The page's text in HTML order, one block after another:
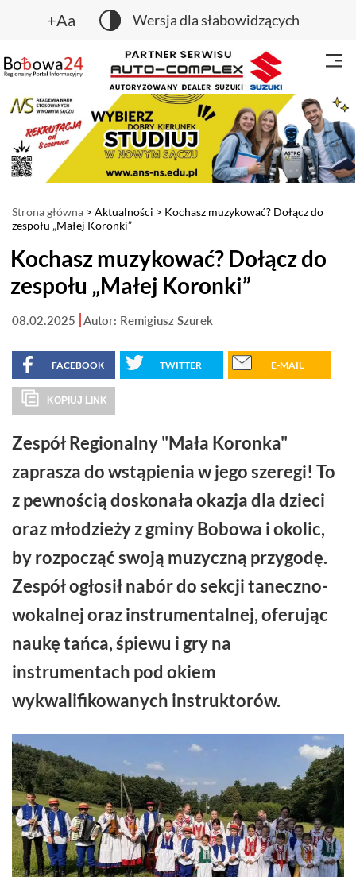
+Aa Wersja dla słabowidzących
Strona główna > Aktualności > Kochasz muzykować? Dołącz do
zespołu „Małej Koronki”
Kochasz muzykować? Dołącz do
zespołu „Małej Koronki”
08.02.2025 Autor: Remigiusz Szurek
FACEBOOK TWITTER E-MAIL
KOPIUJ LINK
Zespół Regionalny "Mała Koronka"
zaprasza do wstąpienia w jego szeregi! To
z pewnością doskonała okazja dla dzieci
oraz młodzieży z gminy Bobowa i okolic,
by rozpocząć swoją muzyczną przygodę.
Zespół ogłosił nabór do sekcji taneczno-
wokalnej oraz instrumentalnej, oferując
naukę tańca, śpiewu i gry na
instrumentach pod okiem
wykwalifikowanych instruktorów.